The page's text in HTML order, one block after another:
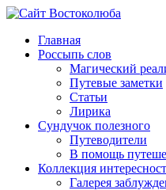
Главная
Россыпь слов
Магический
Путевые заметки
Статьи
Лирика
Сундучок полезного
Путеводители
В помощь
Коллекция
Галерея